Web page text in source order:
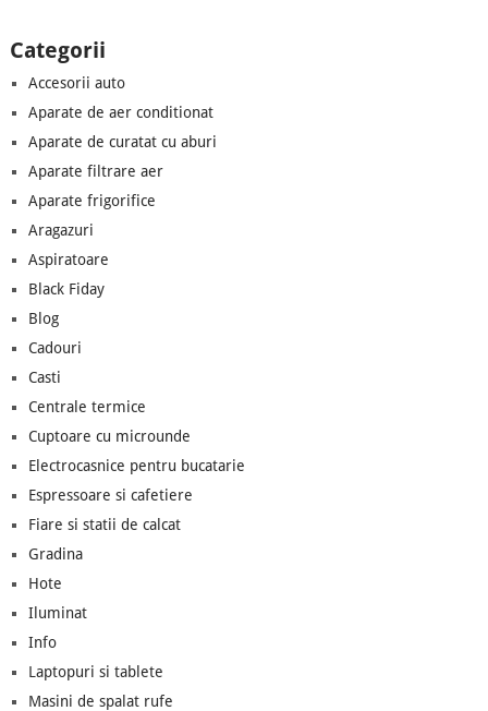
Categorii
Accesorii auto
Aparate de aer conditionat
Aparate de curatat cu aburi
Aparate filtrare aer
Aparate frigorifice
Aragazuri
Aspiratoare
Black Fiday
Blog
Cadouri
Casti
Centrale termice
Cuptoare cu microunde
Electrocasnice pentru bucatarie
Espressoare si cafetiere
Fiare si statii de calcat
Gradina
Hote
Iluminat
Info
Laptopuri si tablete
Masini de spalat rufe